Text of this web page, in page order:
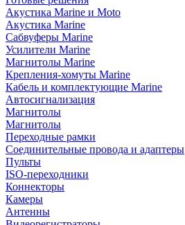
Акустика Marine и Moto
Акустика Marine
Сабвуферы Marine
Усилители Marine
Магнитолы Marine
Крепления-хомуты Marine
Кабель и комплектующие Marine
Автосигнализация
Магнитолы
Магнитолы
Переходные рамки
Соединительные провода и адаптеры
Пульты
ISO-переходники
Коннекторы
Камеры
Антенны